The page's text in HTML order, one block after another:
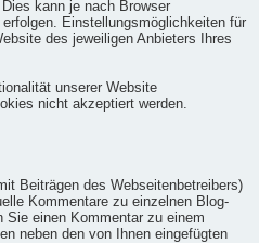
kann je nach Browser
Einstellungsmöglichkeiten für
des jeweiligen Anbieters Ihres
unserer Website
nicht akzeptiert werden.
Beiträgen des Webseitenbetreibers)
Kommentare zu einzelnen Blog-
Sie einen Kommentar zu einem
neben den von Ihnen eingefügten